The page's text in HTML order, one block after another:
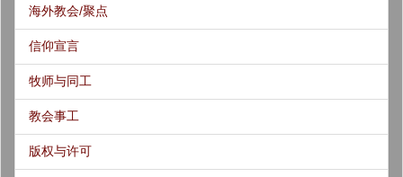
海外教会/聚点
信仰宣言
牧师与同工
教会事工
版权与许可